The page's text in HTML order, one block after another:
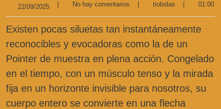
22/09/2025 No hay comentarios tiobolas 01:00
Existen pocas siluetas tan instantáneamente
reconocibles y evocadoras como la de un
Pointer de muestra en plena acción. Congelado
en el tiempo, con un músculo tenso y la mirada
fija en un horizonte invisible para nosotros, su
cuerpo entero se convierte en una flecha